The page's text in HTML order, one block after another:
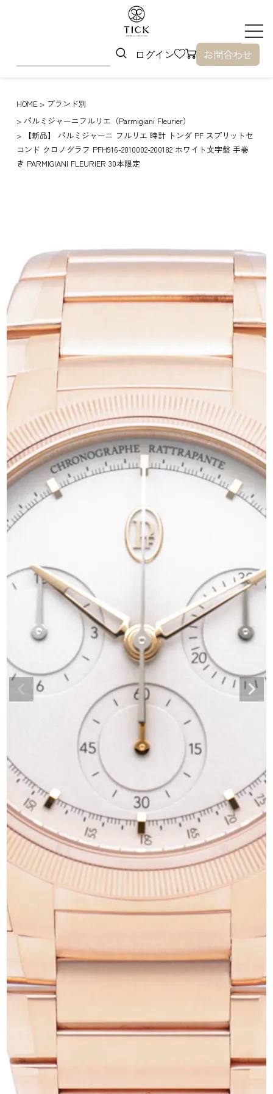
ログイン お問合わせ
HOME
ブランド別
パルミジャーニフルリエ（Parmigiani Fleurier）
【新品】 パルミジャーニ フルリエ 時計 トンダ PF スプリットセ
コンド クロノグラフ PFH916-2010002-200182 ホワイト文字盤 手巻
き PARMIGIANI FLEURIER 30本限定